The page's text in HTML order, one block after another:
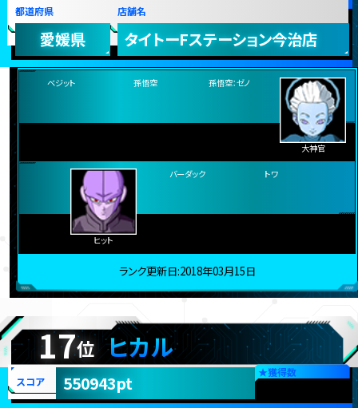
16位 リンリン
★獲得数
スコア 551656pt
愛媛県 タイトーFステーション今治店
ベジット
孫悟空
ヒット
ランク更新日:2018年03月15日